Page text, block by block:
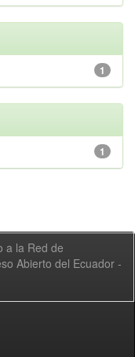
1
1
a la Red de
Abierto del Ecuador -